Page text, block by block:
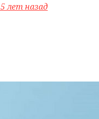
5 лет назад